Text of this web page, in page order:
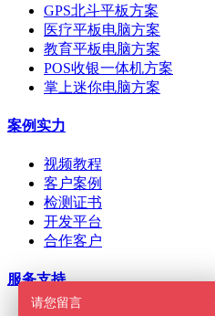
GPS北斗平板方案
医疗平板电脑方案
教育平板电脑方案
POS收银一体机方案
掌上迷你电脑方案
案例实力
视频教程
客户案例
检测证书
开发平台
合作客户
服务支持
请您留言